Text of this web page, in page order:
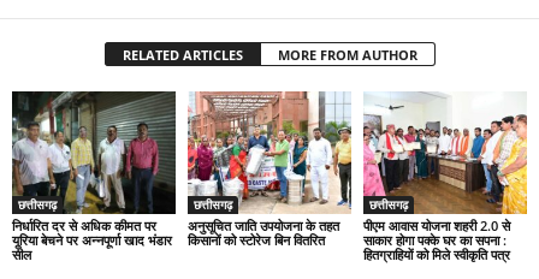
RELATED ARTICLES MORE FROM AUTHOR
छत्तीसगढ़
निर्धारित दर से अधिक कीमत पर
यूरिया बेचने पर अन्नपूर्णा खाद भंडार
सील
छत्तीसगढ़
अनुसूचित जाति उपयोजना के तहत
किसानों को स्टोरेज बिन वितरित
छत्तीसगढ़
पीएम आवास योजना शहरी 2.0 से
साकार होगा पक्के घर का सपना :
हितग्राहियों को मिले स्वीकृति पत्र